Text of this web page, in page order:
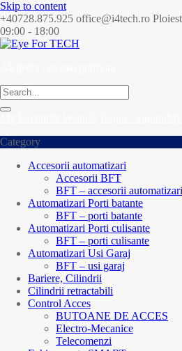
Skip to content
+40728.875.925 office@i4tech.ro
09:00 - 18:00
Category
Accesorii automatizari
Accesorii BFT
BFT – accesorii automatizari
Automatizari Porti batante
BFT – porti batante
Automatizari Porti culisante
BFT – porti culisante
Automatizari Usi Garaj
BFT – usi garaj
Bariere, Cilindrii
Cilindrii retractabili
Control Acces
BUTOANE DE ACCES
Electro-Mecanice
Telecomenzi